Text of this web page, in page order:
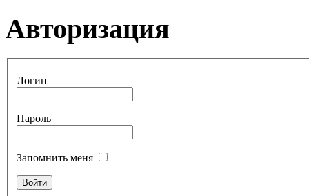
Авторизация
Логин
Пароль
Запомнить меня